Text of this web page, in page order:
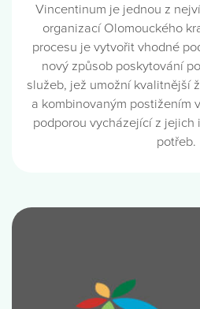
Vincentinum je jednou z
organizací Olomouckého
procesu je vytvořit vhodné
nový způsob poskytování
služeb, jež umožní kvalitnější
a kombinovaným postižením
podporou vycházející z jejich
potřeb.